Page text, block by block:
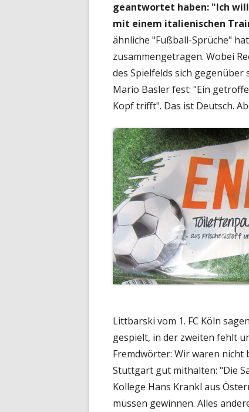
geantwortet haben: "Ich
mit einem italienischen
ähnliche "Fußball-Sprüche"
zusammengetragen. Wobei
des Spielfelds sich
Mario Basler fest: "Ein
Kopf trifft". Das ist Deutsch.
Littbarski vom 1. FC Köln
gespielt, in der zweiten fehlt
Fremdwörter: Wir waren
Stuttgart gut mithalten: "Die
Kollege Hans Krankl aus
müssen gewinnen. Alles